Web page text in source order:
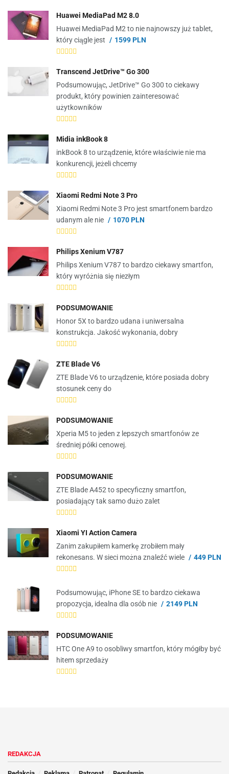
Huawei MediaPad M2 8.0
Huawei MediaPad M2 to nie najnowszy już tablet,
który ciągle jest
1599 PLN
Transcend JetDrive™ Go 300
Podsumowując, JetDrive™ Go 300 to ciekawy
produkt, który powinien zainteresować
użytkowników
Midia inkBook 8
inkBook 8 to urządzenie, które właściwie nie ma
konkurencji, jeżeli chcemy
Xiaomi Redmi Note 3 Pro
Xiaomi Redmi Note 3 Pro jest smartfonem bardzo
udanym ale nie
1070 PLN
Philips Xenium V787
Philips Xenium V787 to bardzo ciekawy smartfon,
który wyróżnia się niezłym
PODSUMOWANIE
Honor 5X to bardzo udana i uniwersalna
konstrukcja. Jakość wykonania, dobry
ZTE Blade V6
ZTE Blade V6 to urządzenie, które posiada dobry
stosunek ceny do
PODSUMOWANIE
Xperia M5 to jeden z lepszych smartfonów ze
średniej półki cenowej.
PODSUMOWANIE
ZTE Blade A452 to specyficzny smartfon,
posiadający tak samo dużo zalet
Xiaomi YI Action Camera
Zanim zakupiłem kamerkę zrobiłem mały
rekonesans. W sieci można znaleźć wiele
449 PLN
Podsumowując, iPhone SE to bardzo ciekawa
propozycja, idealna dla osób nie
2149 PLN
PODSUMOWANIE
HTC One A9 to osobliwy smartfon, który mógłby być
hitem sprzedaży
REDAKCJA